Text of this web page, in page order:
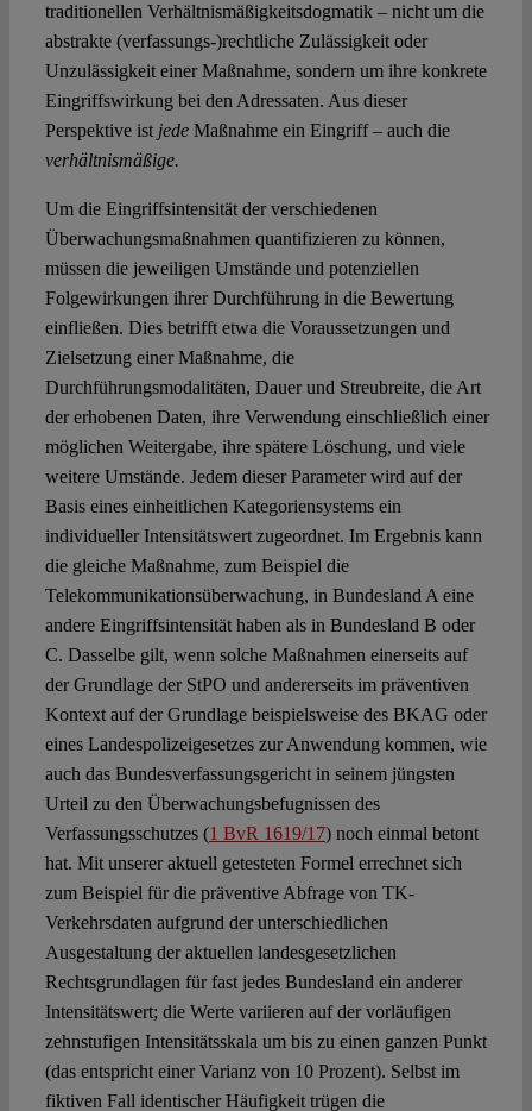
traditionellen Verhältnismäßigkeitsdogmatik – nicht um die
abstrakte (verfassungs-)rechtliche Zulässigkeit oder
Unzulässigkeit einer Maßnahme, sondern um ihre konkrete
Eingriffswirkung bei den Adressaten. Aus dieser
Perspektive ist jede Maßnahme ein Eingriff – auch die
verhältnismäßige.
Um die Eingriffsintensität der verschiedenen
Überwachungsmaßnahmen quantifizieren zu können,
müssen die jeweiligen Umstände und potenziellen
Folgewirkungen ihrer Durchführung in die Bewertung
einfließen. Dies betrifft etwa die Voraussetzungen und
Zielsetzung einer Maßnahme, die
Durchführungsmodalitäten, Dauer und Streubreite, die Art
der erhobenen Daten, ihre Verwendung einschließlich einer
möglichen Weitergabe, ihre spätere Löschung, und viele
weitere Umstände. Jedem dieser Parameter wird auf der
Basis eines einheitlichen Kategoriensystems ein
individueller Intensitätswert zugeordnet. Im Ergebnis kann
die gleiche Maßnahme, zum Beispiel die
Telekommunikationsüberwachung, in Bundesland A eine
andere Eingriffsintensität haben als in Bundesland B oder
C. Dasselbe gilt, wenn solche Maßnahmen einerseits auf
der Grundlage der StPO und andererseits im präventiven
Kontext auf der Grundlage beispielsweise des BKAG oder
eines Landespolizeigesetzes zur Anwendung kommen, wie
auch das Bundesverfassungsgericht in seinem jüngsten
Urteil zu den Überwachungsbefugnissen des
Verfassungsschutzes (1 BvR 1619/17) noch einmal betont
hat. Mit unserer aktuell getesteten Formel errechnet sich
zum Beispiel für die präventive Abfrage von TK-
Verkehrsdaten aufgrund der unterschiedlichen
Ausgestaltung der aktuellen landesgesetzlichen
Rechtsgrundlagen für fast jedes Bundesland ein anderer
Intensitätswert; die Werte variieren auf der vorläufigen
zehnstufigen Intensitätsskala um bis zu einen ganzen Punkt
(das entspricht einer Varianz von 10 Prozent). Selbst im
fiktiven Fall identischer Häufigkeit trügen die